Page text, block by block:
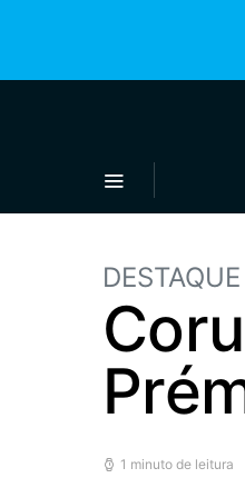
DESTAQUE
1 minuto de leitura